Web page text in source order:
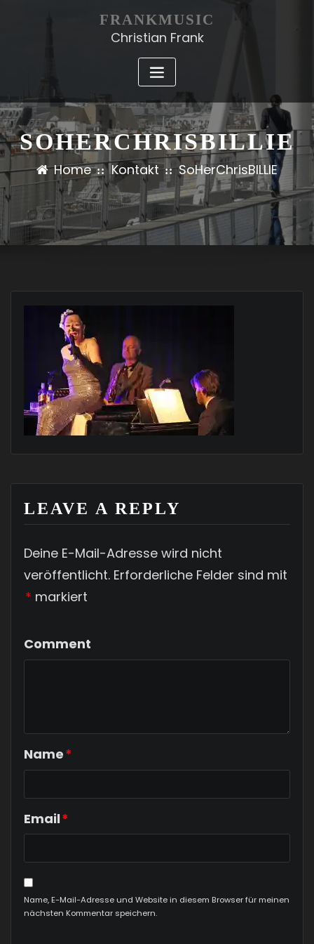
FRANKMUSIC
Christian Frank
SOHERCHRISBILLIE
Home Kontakt SoHerChrisBILLIE
LEAVE A REPLY
Deine E-Mail-Adresse wird nicht
veröffentlicht. Erforderliche Felder sind mit
* markiert
Comment
Name*
Email*
Name, E-Mail-Adresse und Website in diesem Browser für meinen
nächsten Kommentar speichern.